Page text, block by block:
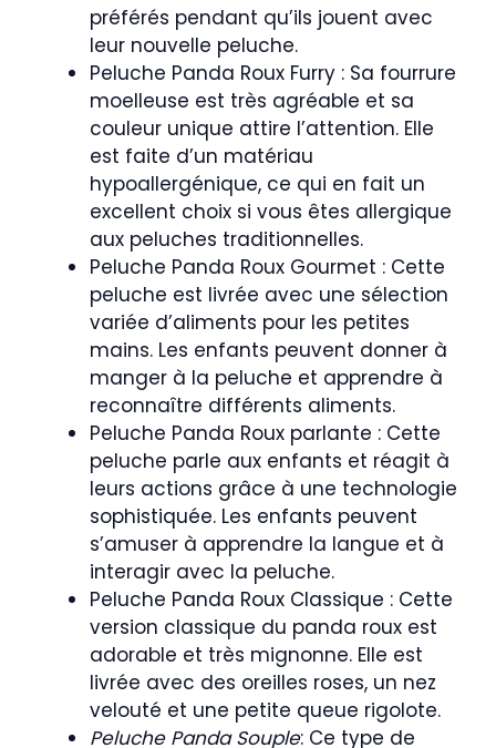
préférés pendant qu’ils jouent avec
leur nouvelle peluche.
Peluche Panda Roux Furry : Sa fourrure
moelleuse est très agréable et sa
couleur unique attire l’attention. Elle
est faite d’un matériau
hypoallergénique, ce qui en fait un
excellent choix si vous êtes allergique
aux peluches traditionnelles.
Peluche Panda Roux Gourmet : Cette
peluche est livrée avec une sélection
variée d’aliments pour les petites
mains. Les enfants peuvent donner à
manger à la peluche et apprendre à
reconnaître différents aliments.
Peluche Panda Roux parlante : Cette
peluche parle aux enfants et réagit à
leurs actions grâce à une technologie
sophistiquée. Les enfants peuvent
s’amuser à apprendre la langue et à
interagir avec la peluche.
Peluche Panda Roux Classique : Cette
version classique du panda roux est
adorable et très mignonne. Elle est
livrée avec des oreilles roses, un nez
velouté et une petite queue rigolote.
Peluche Panda Souple: Ce type de